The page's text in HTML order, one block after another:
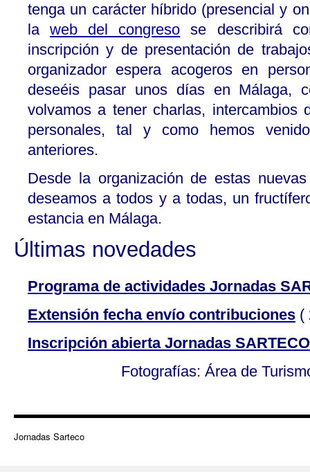
tenga un carácter híbrido (presencial y
laweb del congreso se describirá
inscripción y de presentación de
organizador espera acogeros en
deseéis pasar unos días en Málaga,
volvamos a tener charlas, intercambios
personales, tal y como hemos
anteriores.
Desde la organización de estas
deseamos a todos y a todas, un
estancia en Málaga.
Últimas novedades
Programa de actividades Jornadas
Extensión fecha envío contribuciones (
Inscripción abierta Jornadas
Fotografías: Área de
Jornadas Sarteco